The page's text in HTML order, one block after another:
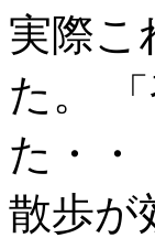
実際こ
た。
た・・
散歩が